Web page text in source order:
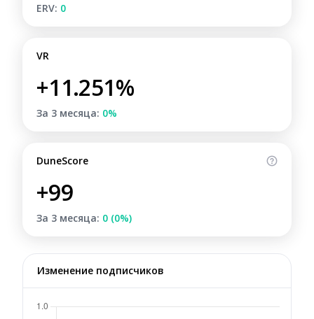
ERV: 0
VR
+11.251%
За 3 месяца: 0%
DuneScore
+99
За 3 месяца: 0 (0%)
Изменение подписчиков